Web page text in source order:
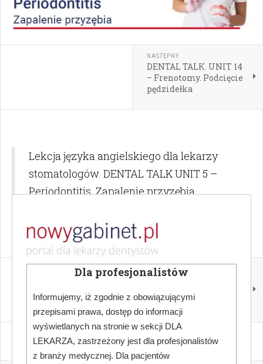
NASTĘPNY
DENTAL TALK. UNIT 14
– Frenotomy. Podcięcie
pędzidełka
Lekcja języka angielskiego dla lekarzy
stomatologów. DENTAL TALK UNIT 5 –
Periodontitis. Zapalenie przyzębia
ABY PRZECZYTAĆ ARTYKUŁ, PROSZĘ SIĘ ZALOGOWAĆ
NASTĘPNY
DENTAL TALK. UNIT 14
pędzidełka
Dla profesjonalistów
Informujemy, iż zgodnie z obowiązującymi
przepisami prawa, dostęp do informacji
wyświetlanych na stronie w sekcji DLA
LEKARZA, zastrzeżony jest dla profesjonalistów
z branży medycznej. Dla pacjentów